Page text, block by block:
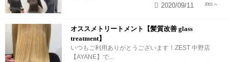
2001
2020/09/11
オススメトリートメント【髪質改善 glass
treatment】
いつもご利用ありがとうございます！ZEST 中野店
【AYANE】で...